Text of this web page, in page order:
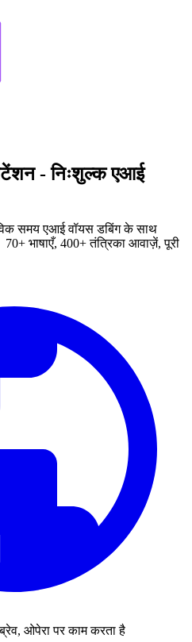
- निःशुल्क एआई
समय एआई वॉयस डबिंग के साथ
भाषाएँ, 400+ तंत्रिका आवाज़ें, पूरी
ओपेरा पर काम करता है